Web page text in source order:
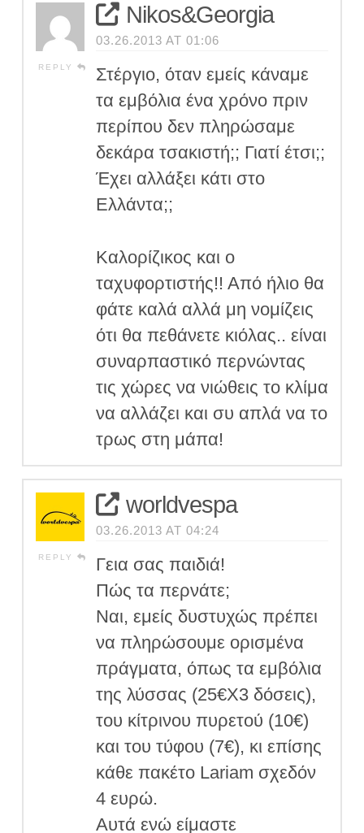
REPLY
Nikos&Georgia
03.26.2013 AT 01:06
Στέργιο, όταν εμείς κάναμε
τα εμβόλια ένα χρόνο πριν
περίπου δεν πληρώσαμε
δεκάρα τσακιστή;; Γιατί έτσι;;
Έχει αλλάξει κάτι στο
Ελλάντα;;
Καλορίζικος και ο
ταχυφορτιστής!! Από ήλιο θα
φάτε καλά αλλά μη νομίζεις
ότι θα πεθάνετε κιόλας.. είναι
συναρπαστικό περνώντας
τις χώρες να νιώθεις το κλίμα
να αλλάζει και συ απλά να το
τρως στη μάπα!
REPLY
worldvespa
03.26.2013 AT 04:24
Γεια σας παιδιά!
Πώς τα περνάτε;
Ναι, εμείς δυστυχώς πρέπει
να πληρώσουμε ορισμένα
πράγματα, όπως τα εμβόλια
της λύσσας (25€Χ3 δόσεις),
του κίτρινου πυρετού (10€)
και του τύφου (7€), κι επίσης
κάθε πακέτο Lariam σχεδόν
4 ευρώ.
Αυτά ενώ είμαστε